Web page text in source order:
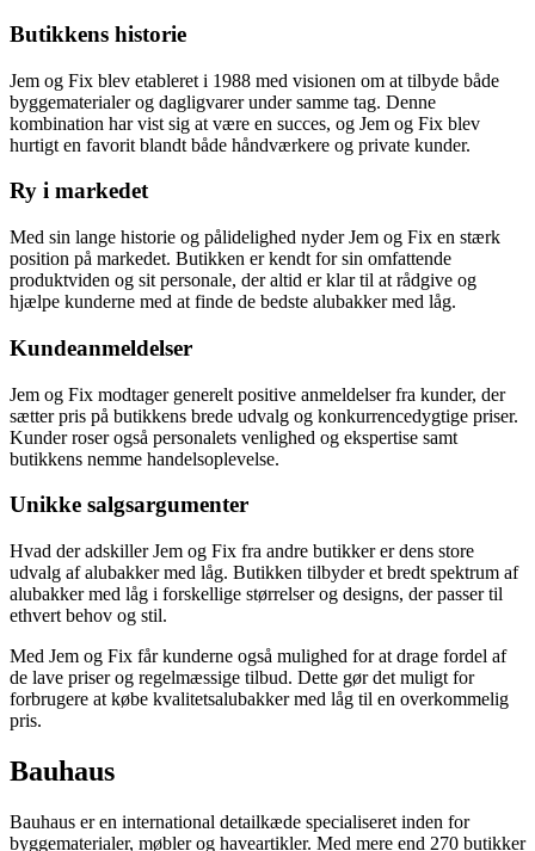
Butikkens historie
Jem og Fix blev etableret i 1988 med visionen om at tilbyde både
byggematerialer og dagligvarer under samme tag. Denne
kombination har vist sig at være en succes, og Jem og Fix blev
hurtigt en favorit blandt både håndværkere og private kunder.
Ry i markedet
Med sin lange historie og pålidelighed nyder Jem og Fix en stærk
position på markedet. Butikken er kendt for sin omfattende
produktviden og sit personale, der altid er klar til at rådgive og
hjælpe kunderne med at finde de bedste alubakker med låg.
Kundeanmeldelser
Jem og Fix modtager generelt positive anmeldelser fra kunder, der
sætter pris på butikkens brede udvalg og konkurrencedygtige priser.
Kunder roser også personalets venlighed og ekspertise samt
butikkens nemme handelsoplevelse.
Unikke salgsargumenter
Hvad der adskiller Jem og Fix fra andre butikker er dens store
udvalg af alubakker med låg. Butikken tilbyder et bredt spektrum af
alubakker med låg i forskellige størrelser og designs, der passer til
ethvert behov og stil.
Med Jem og Fix får kunderne også mulighed for at drage fordel af
de lave priser og regelmæssige tilbud. Dette gør det muligt for
forbrugere at købe kvalitetsalubakker med låg til en overkommelig
pris.
Bauhaus
Bauhaus er en international detailkæde specialiseret inden for
byggematerialer, møbler og haveartikler. Med mere end 270 butikker